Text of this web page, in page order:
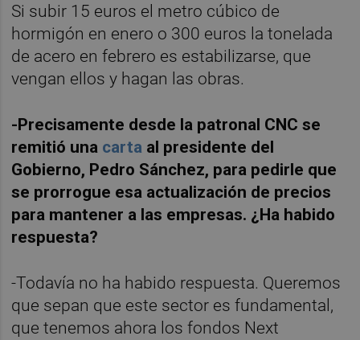
Si subir 15 euros el metro cúbico de
hormigón en enero o 300 euros la tonelada
de acero en febrero es estabilizarse, que
vengan ellos y hagan las obras.
-Precisamente desde la patronal CNC se
remitió una carta al presidente del
Gobierno, Pedro Sánchez, para pedirle que
se prorrogue esa actualización de precios
para mantener a las empresas. ¿Ha habido
respuesta?
-Todavía no ha habido respuesta. Queremos
que sepan que este sector es fundamental,
que tenemos ahora los fondos Next